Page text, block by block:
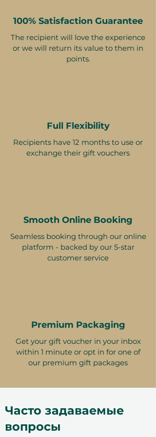
100% Satisfaction Guarantee
The recipient will love the experience
or we will return its value to them in
points.
Full Flexibility
Recipients have 12 months to use or
exchange their gift vouchers
Smooth Online Booking
Seamless booking through our online
platform - backed by our 5-star
customer service
Premium Packaging
Get your gift voucher in your inbox
within 1 minute or opt in for one of
our premium gift packages
Часто задаваемые
вопросы